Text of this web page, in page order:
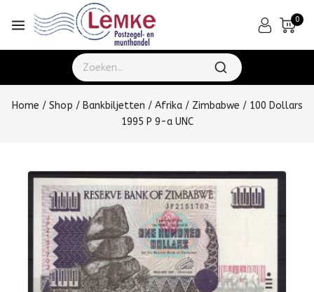
0
Home / Shop / Bankbiljetten / Afrika / Zimbabwe / 100 Dollars
1995 P 9-a UNC